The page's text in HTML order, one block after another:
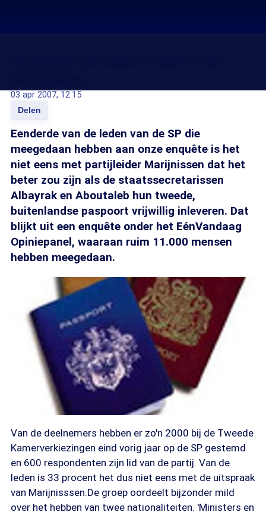
03 apr 2007, 12:15
Delen
Eenderde van de leden van de SP die
meegedaan hebben aan onze enquête is het
niet eens met partijleider Marijnissen dat het
beter zou zijn als de staatssecretarissen
Albayrak en Aboutaleb hun tweede,
buitenlandse paspoort vrijwillig inleveren. Dat
blijkt uit een enquête onder het EénVandaag
Opiniepanel, waaraan ruim 11.000 mensen
hebben meegedaan.
Van de deelnemers hebben er zo'n 2000 bij de Tweede
Kamerverkiezingen eind vorig jaar op de SP gestemd
en 600 respondenten zijn lid van de partij. Van de
leden is 33 procent het dus niet eens met de uitspraak
van Marijnisssen.De groep oordeelt bijzonder mild
over het hebben van twee nationaliteiten. 'Ministers en